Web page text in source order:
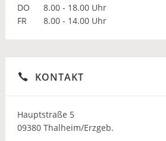
DO
8.00 - 18.00 Uhr
FR
8.00 - 14.00 Uhr
KONTAKT
Hauptstraße 5
09380 Thalheim/Erzgeb.